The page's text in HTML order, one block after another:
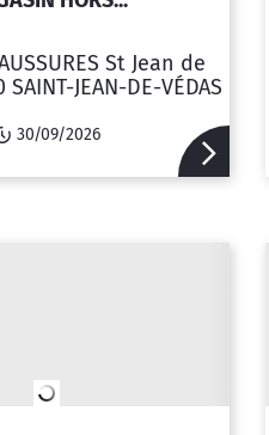
St Jean de
SAINT-JEAN-DE-VÉDAS
30/09/2026